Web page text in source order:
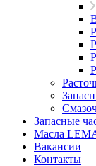
Запасные
Масла
Вакансии
Контакты